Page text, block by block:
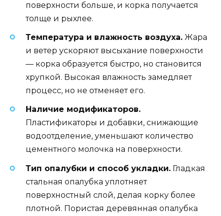
поверхности больше, и корка получается
толще и рыхлее.
Температура и влажность воздуха. Жара
и ветер ускоряют высыхание поверхности
— корка образуется быстро, но становится
хрупкой. Высокая влажность замедляет
процесс, но не отменяет его.
Наличие модификаторов.
Пластификаторы и добавки, снижающие
водоотделение, уменьшают количество
цементного молочка на поверхности.
Тип опалубки и способ укладки. Гладкая
стальная опалубка уплотняет
поверхностный слой, делая корку более
плотной. Пористая деревянная опалубка